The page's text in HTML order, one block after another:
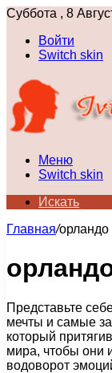
Суббота , 8
Войти
Switch skin
Меню
Switch skin
Искать
Главная/орландо
Представьте
мечты и самые
который
мира, чтобы они
водоворот